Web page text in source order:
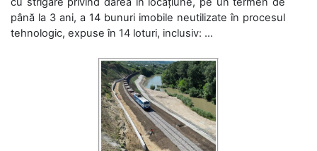
până la 3 ani, a 14 bunuri imobile neutilizate în procesul
tehnologic, expuse în 14 loturi, inclusiv: ...